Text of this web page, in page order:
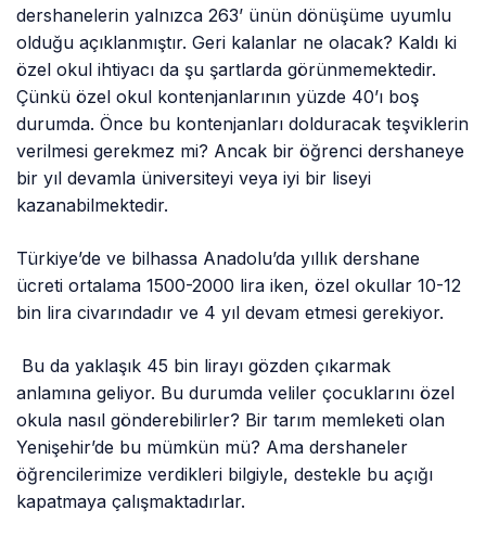
dershanelerin yalnızca 263’ ünün dönüşüme uyumlu
olduğu açıklanmıştır. Geri kalanlar ne olacak? Kaldı ki
özel okul ihtiyacı da şu şartlarda görünmemektedir.
Çünkü özel okul kontenjanlarının yüzde 40’ı boş
durumda. Önce bu kontenjanları dolduracak teşviklerin
verilmesi gerekmez mi? Ancak bir öğrenci dershaneye
bir yıl devamla üniversiteyi veya iyi bir liseyi
kazanabilmektedir.
Türkiye’de ve bilhassa Anadolu’da yıllık dershane
ücreti ortalama 1500-2000 lira iken, özel okullar 10-12
bin lira civarındadır ve 4 yıl devam etmesi gerekiyor.
Bu da yaklaşık 45 bin lirayı gözden çıkarmak
anlamına geliyor. Bu durumda veliler çocuklarını özel
okula nasıl gönderebilirler? Bir tarım memleketi olan
Yenişehir’de bu mümkün mü? Ama dershaneler
öğrencilerimize verdikleri bilgiyle, destekle bu açığı
kapatmaya çalışmaktadırlar.